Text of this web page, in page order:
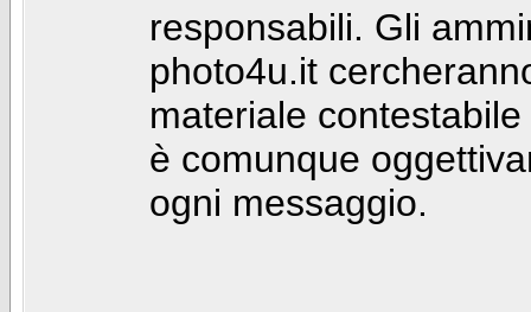
responsabili. Gli
photo4u.it
materiale
è comunque
ogni messaggio.